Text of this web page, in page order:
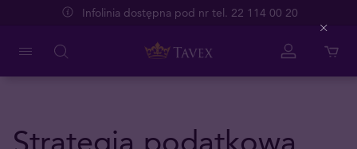
Infolinia dostępna pod nr tel. 22 114 00 20
Strategia podatkowa
Close